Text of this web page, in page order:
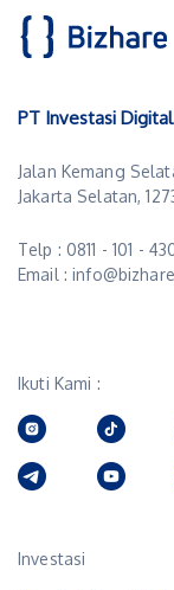
PT Investasi
Jalan Kemang
Jakarta Selatan,
Telp : 0811 - 101 -
Email :
Ikuti Kami :
Investasi